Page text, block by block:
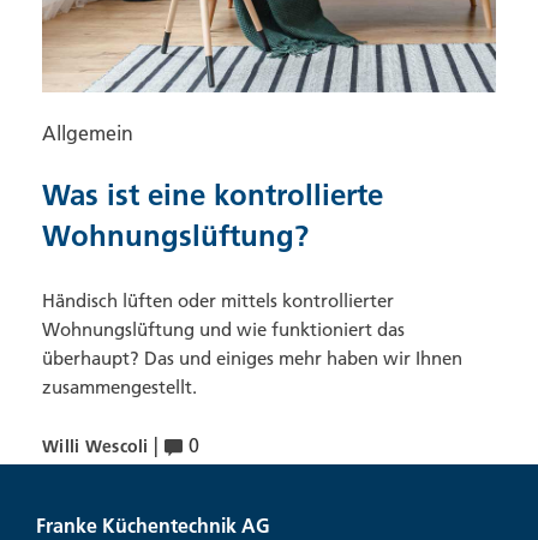
Allgemein
Was ist eine kontrollierte
Wohnungslüftung?
Händisch lüften oder mittels kontrollierter
Wohnungslüftung und wie funktioniert das
überhaupt? Das und einiges mehr haben wir Ihnen
zusammengestellt.
Willi Wescoli | 0
Franke Küchentechnik AG